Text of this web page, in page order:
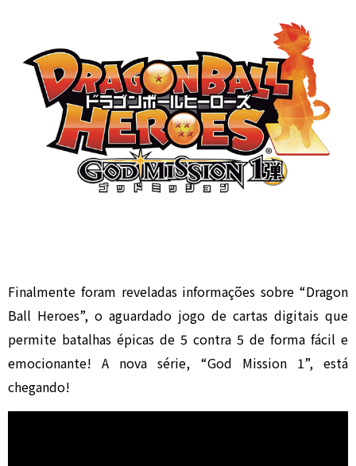
Finalmente foram reveladas informações sobre “Dragon
Ball Heroes”, o aguardado jogo de cartas digitais que
permite batalhas épicas de 5 contra 5 de forma fácil e
emocionante! A nova série, “God Mission 1”, está
chegando!